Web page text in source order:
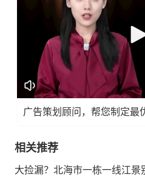
广告策划顾问，帮您制定最
相关推荐
大捡漏？北海市一栋一线江景